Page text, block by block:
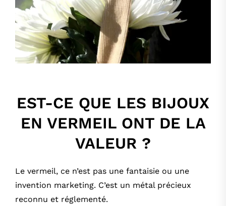
EST-CE QUE LES BIJOUX
EN VERMEIL ONT DE LA
VALEUR ?
Le vermeil, ce n’est pas une fantaisie ou une
invention marketing. C’est un métal précieux
reconnu et réglementé.